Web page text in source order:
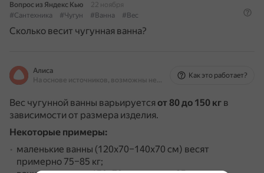
Вопрос из Яндекс Кью
22 ноября
#Сантехника
#Чугун #Ванна #Вес
Сколько весит чугунная ванна?
Алиса
На основе источников, возможны неточности
Как это работает?
Вес чугунной ванны варьируется от 80 до 150 кг в
зависимости от размера изделия.
Некоторые примеры:
маленькие ванны (120х70–140х70 см) весят
примерно 75–85 кг;